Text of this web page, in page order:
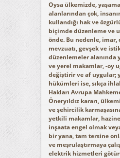
Oysa ülkemizde,
alanlarından çok,
kullandığı hak ve
biçimde düzenleme ve
önde. Bu nedenle, imar,
mevzuatı, gevşek ve
düzenlemeler alanında
ve yerel makamlar, -oy
değiştirir ve af uygular;
hükümleri ise, sıkça
Hakları Avrupa
Öneryıldız kararı,
ve şehircilik
yetkili makamlar,
inşaata engel olmak
bir yana, tam tersine
ve meşrulaştırmaya
elektrik hizmetleri